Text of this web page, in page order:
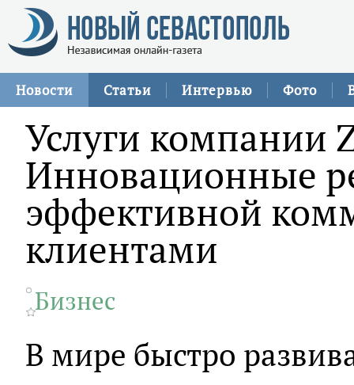
Новости Статьи Интервью Фото
Услуги компании
Инновационные
эффективной
клиентами
Бизнес
В мире быстро